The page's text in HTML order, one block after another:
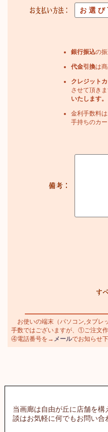
銀行振込の
代金引換は
クレジット
させて頂きま
いたします。
金利手数料
手持ちのカ
お使いの端末（パソコン,タブレ
手数ではございますが、①ご注文
④電話番号を→ メールでお知らせ下
当画廊は自由が丘に店舗を
談はお気軽に何でもお問い合